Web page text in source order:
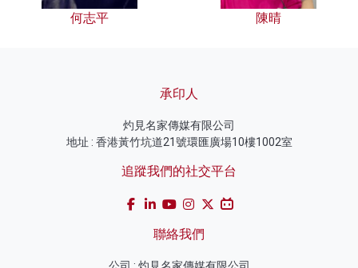
何志平 陳晴
承印人
灼見名家傳媒有限公司
地址 : 香港黃竹坑道21號環匯廣場10樓1002室
追蹤我們的社交平台
聯絡我們
公司 : 灼見名家傳媒有限公司